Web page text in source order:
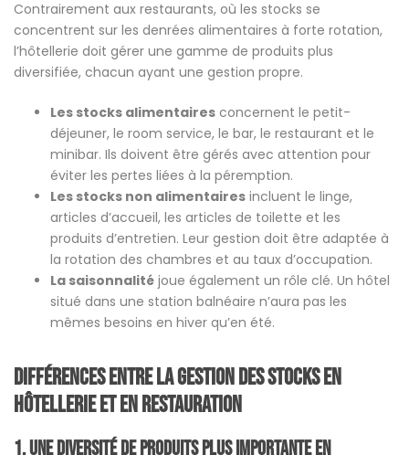
Contrairement aux restaurants, où les stocks se
concentrent sur les denrées alimentaires à forte rotation,
l’hôtellerie doit gérer une gamme de produits plus
diversifiée, chacun ayant une gestion propre.
Les stocks alimentaires concernent le petit-
déjeuner, le room service, le bar, le restaurant et le
minibar. Ils doivent être gérés avec attention pour
éviter les pertes liées à la péremption.
Les stocks non alimentaires incluent le linge,
articles d’accueil, les articles de toilette et les
produits d’entretien. Leur gestion doit être adaptée à
la rotation des chambres et au taux d’occupation.
La saisonnalité joue également un rôle clé. Un hôtel
situé dans une station balnéaire n’aura pas les
mêmes besoins en hiver qu’en été.
Différences entre la gestion des stocks en
hôtellerie et en restauration
1.Une diversité de produits plus importante en